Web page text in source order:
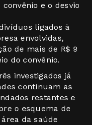
e o desvio
ligados à
envolvidas,
de mais de R$ 9
do convênio.
investigados já
continuam as
restantes e
o esquema de
da saúde